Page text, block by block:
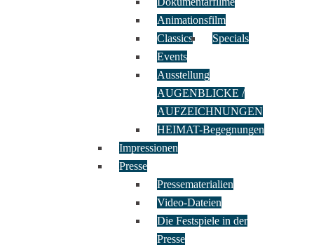
Animationsfilm
Classics
Specials
Events
Ausstellung
AUGENBLICKE /
AUFZEICHNUNGEN
HEIMAT-Begegnungen
Impressionen
Presse
Pressematerialien
Video-Dateien
Die Festspiele in der
Presse